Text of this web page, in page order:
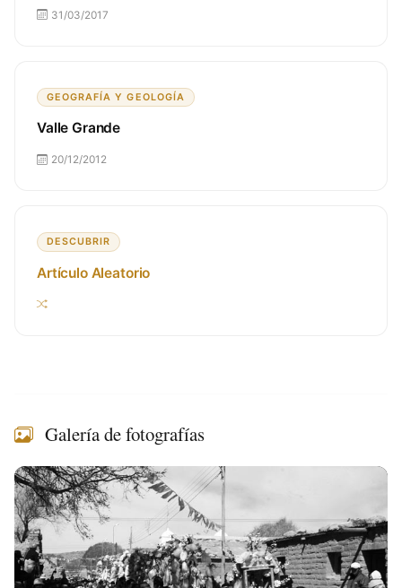
31/03/2017
GEOGRAFÍA Y GEOLOGÍA
Valle Grande
20/12/2012
DESCUBRIR
Artículo Aleatorio
Galería de fotografías